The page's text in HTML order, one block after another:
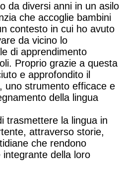
da diversi anni in un asilo
che accoglie bambini
contesto in cui ho avuto
da vicino lo
di apprendimento
Proprio grazie a questa
e approfondito il
uno strumento efficace e
della lingua
trasmettere la lingua in
attraverso storie,
che rendono
integrante della loro